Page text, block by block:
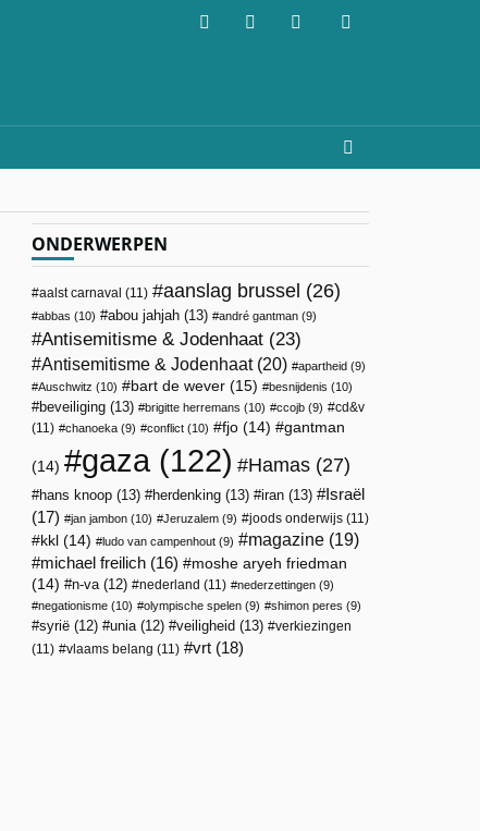
ONDERWERPEN
aalst carnaval (11) aanslag brussel (26)
abbas (10) abou jahjah (13) andré gantman (9)
Antisemitisme & Jodenhaat (23)
Antisemitisme & Jodenhaat(20) apartheid (9)
Auschwitz (10) bart de wever (15) besnijdenis (10)
beveiliging (13) brigitte herremans (10) ccojb (9)
cd&v
(11)
chanoeka (9) conflict (10) fjo (14) gantman
(14) gaza(122) Hamas (27)
hans knoop (13) herdenking (13) iran (13)
Israël
(17)
jan jambon (10) Jeruzalem (9) joods onderwijs (11)
kkl (14) ludo van campenhout (9) magazine (19)
michael freilich (16)
moshe aryeh friedman
(14)
n-va(12) nederland (11) nederzettingen (9)
negationisme (10) olympische spelen (9) shimon peres (9)
syrië (12) unia(12) veiligheid (13)
verkiezingen
(11)
vlaams belang (11) vrt (18)